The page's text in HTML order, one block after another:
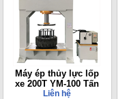
Máy ép thủy lực lốp
xe 200T YM-100 Tấn
Liên hệ